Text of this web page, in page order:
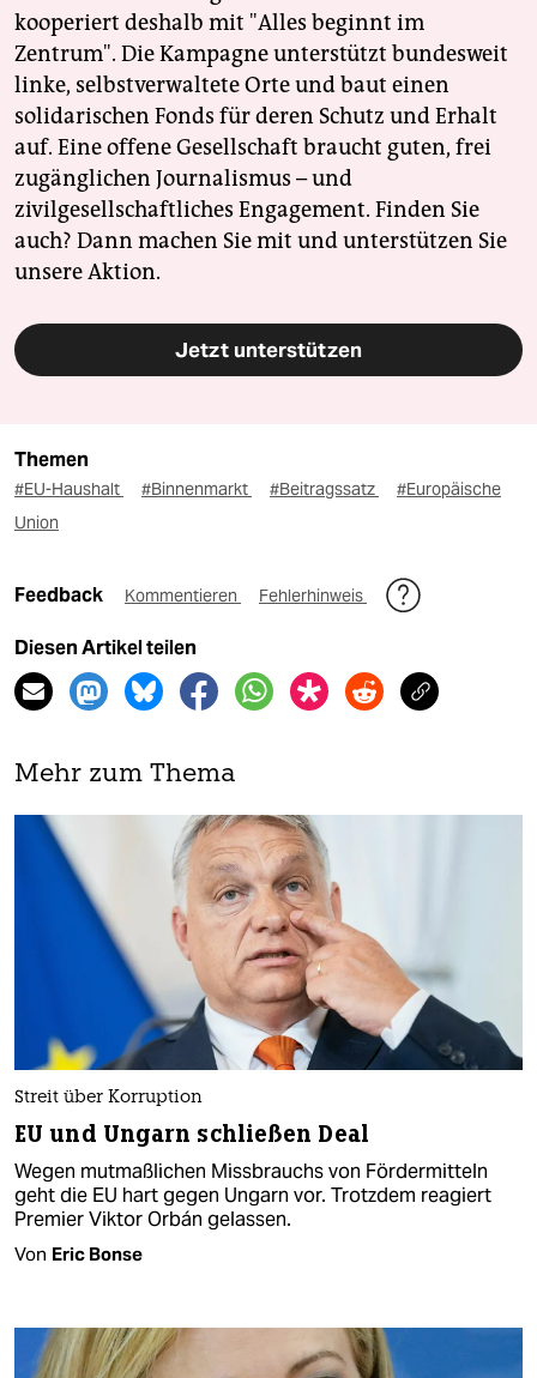
kooperiert deshalb mit "Alles beginnt im
Zentrum". Die Kampagne unterstützt bundesweit
linke, selbstverwaltete Orte und baut einen
solidarischen Fonds für deren Schutz und Erhalt
auf. Eine offene Gesellschaft braucht guten, frei
zugänglichen Journalismus – und
zivilgesellschaftliches Engagement. Finden Sie
auch? Dann machen Sie mit und unterstützen Sie
unsere Aktion.
Jetzt unterstützen
Themen
#EU-Haushalt #Binnenmarkt #Beitragssatz
#Europäische
Union
Feedback Kommentieren Fehlerhinweis
Diesen Artikel teilen
Mehr zum Thema
Streit über Korruption
EU und Ungarn schließen Deal
Wegen mutmaßlichen Missbrauchs von Fördermitteln
geht die EU hart gegen Ungarn vor. Trotzdem reagiert
Premier Viktor Orbán gelassen.
Von Eric Bonse